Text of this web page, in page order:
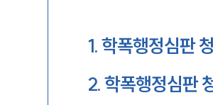
1.학폭행정심판
2.학폭행정심판